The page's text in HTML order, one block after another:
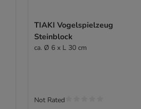
TIAKI Vogelspielzeug
Steinblock
ca. Ø 6 x L 30 cm
Not Rated